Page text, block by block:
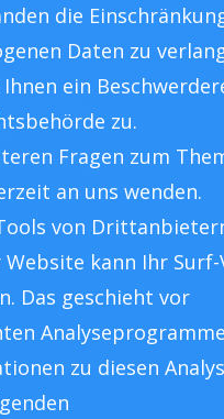
die
Daten zu
ein
zu.
Fragen zum
an uns wenden.
von
Website kann Ihr
Das geschieht vor
zu diesen